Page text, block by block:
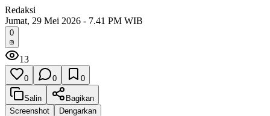
Redaksi
Jumat, 29 Mei 2026 - 7.41 PM WIB
0
13
0 0 0
Salin
Bagikan
Screenshot
Dengarkan